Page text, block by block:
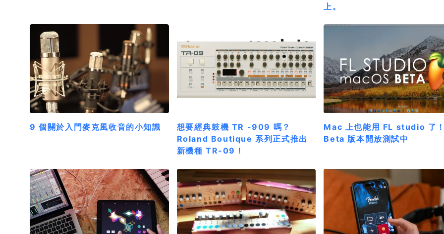
上。
9 個關於入門麥克風收音的小知識
想要經典鼓機 TR -909 嗎？
Roland Boutique 系列正式推出
新機種 TR-09！
Mac 上也能用 FL studio 了
Beta 版本開放測試中